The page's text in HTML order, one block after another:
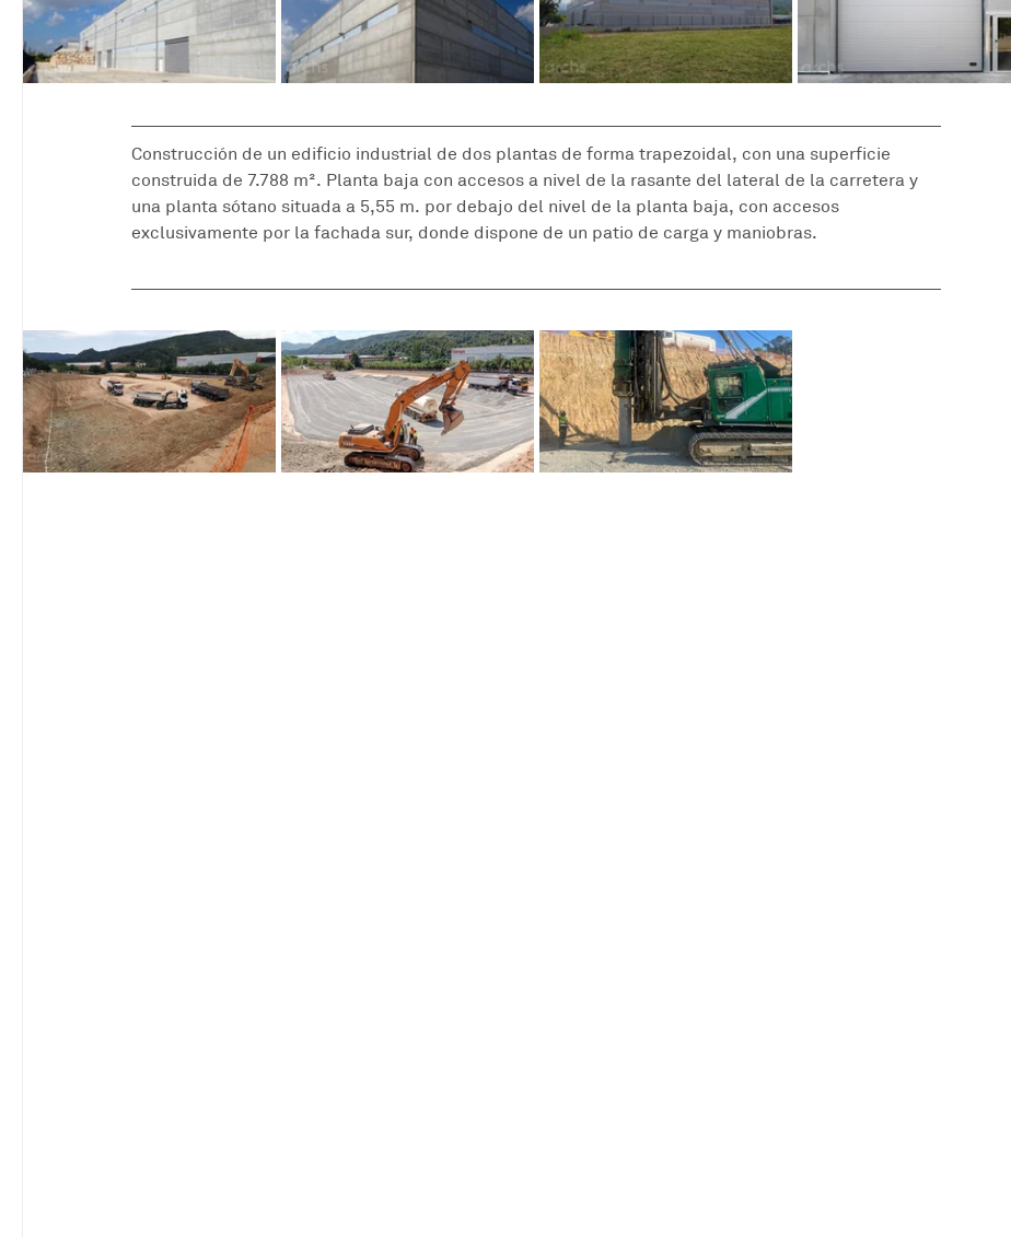
Construcción de un edificio industrial de dos plantas de forma trapezoidal, con una superficie
construida de 7.788 m². Planta baja con accesos a nivel de la rasante del lateral de la carretera y
una planta sótano situada a 5,55 m. por debajo del nivel de la planta baja, con accesos
exclusivamente por la fachada sur, donde dispone de un patio de carga y maniobras.